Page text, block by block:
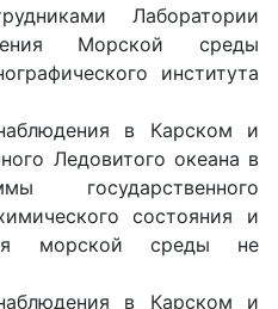
Лаборатории
Морской среды
института
в Карском и
Ледовитого океана в
государственного
состояния и
морской среды не
в Карском и